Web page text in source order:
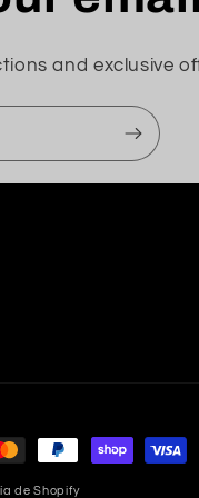
and exclusive
de Shopify